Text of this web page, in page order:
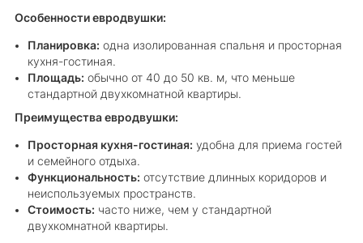
Особенности евродвушки:
Планировка: одна изолированная спальня и просторная
кухня-гостиная.
Площадь: обычно от 40 до 50 кв. м, что меньше
стандартной двухкомнатной квартиры.
Преимущества евродвушки:
Просторная кухня-гостиная: удобна для приема гостей
и семейного отдыха.
Функциональность: отсутствие длинных коридоров и
неиспользуемых пространств.
Стоимость: часто ниже, чем у стандартной
двухкомнатной квартиры.